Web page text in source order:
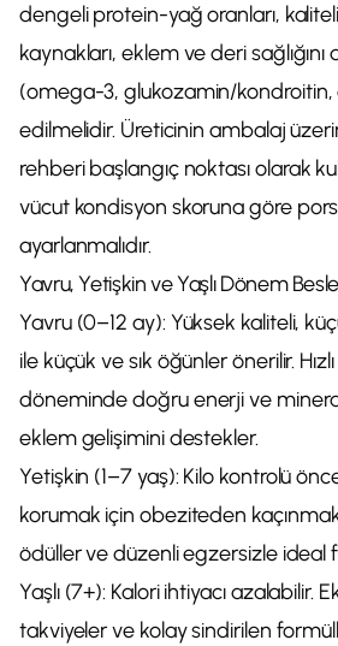
dengeli protein-yağ oranları,
kaynakları, eklem ve deri
(omega-3, glukozamin/kondroitin,
edilmelidir. Üreticinin ambalaj
rehberi başlangıç noktası olarak
vücut kondisyon skoruna göre
ayarlanmalıdır.
Yavru, Yetişkin ve Yaşlı Dönem
Yavru (0–12 ay): Yüksek kaliteli,
ile küçük ve sık öğünler önerilir.
döneminde doğru enerji ve
eklem gelişimini destekler.
Yetişkin (1–7 yaş): Kilo kontrolü
korumak için obeziteden
ödüller ve düzenli egzersizle ideal
Yaşlı (7+): Kalori ihtiyacı azalabilir.
takviyeler ve kolay sindirilen